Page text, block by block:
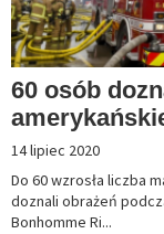
60 osób
14 lipiec 2020
Do 60 wzrosła liczba
doznali obrażeń
Bonhomme Ri...